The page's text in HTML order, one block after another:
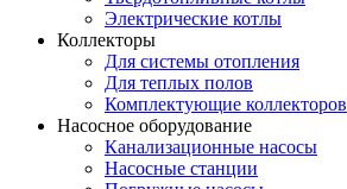
Электрические котлы
Коллекторы
Для системы отопления
Для теплых полов
Комплектующие коллекторов
Насосное оборудование
Канализационные насосы
Насосные станции